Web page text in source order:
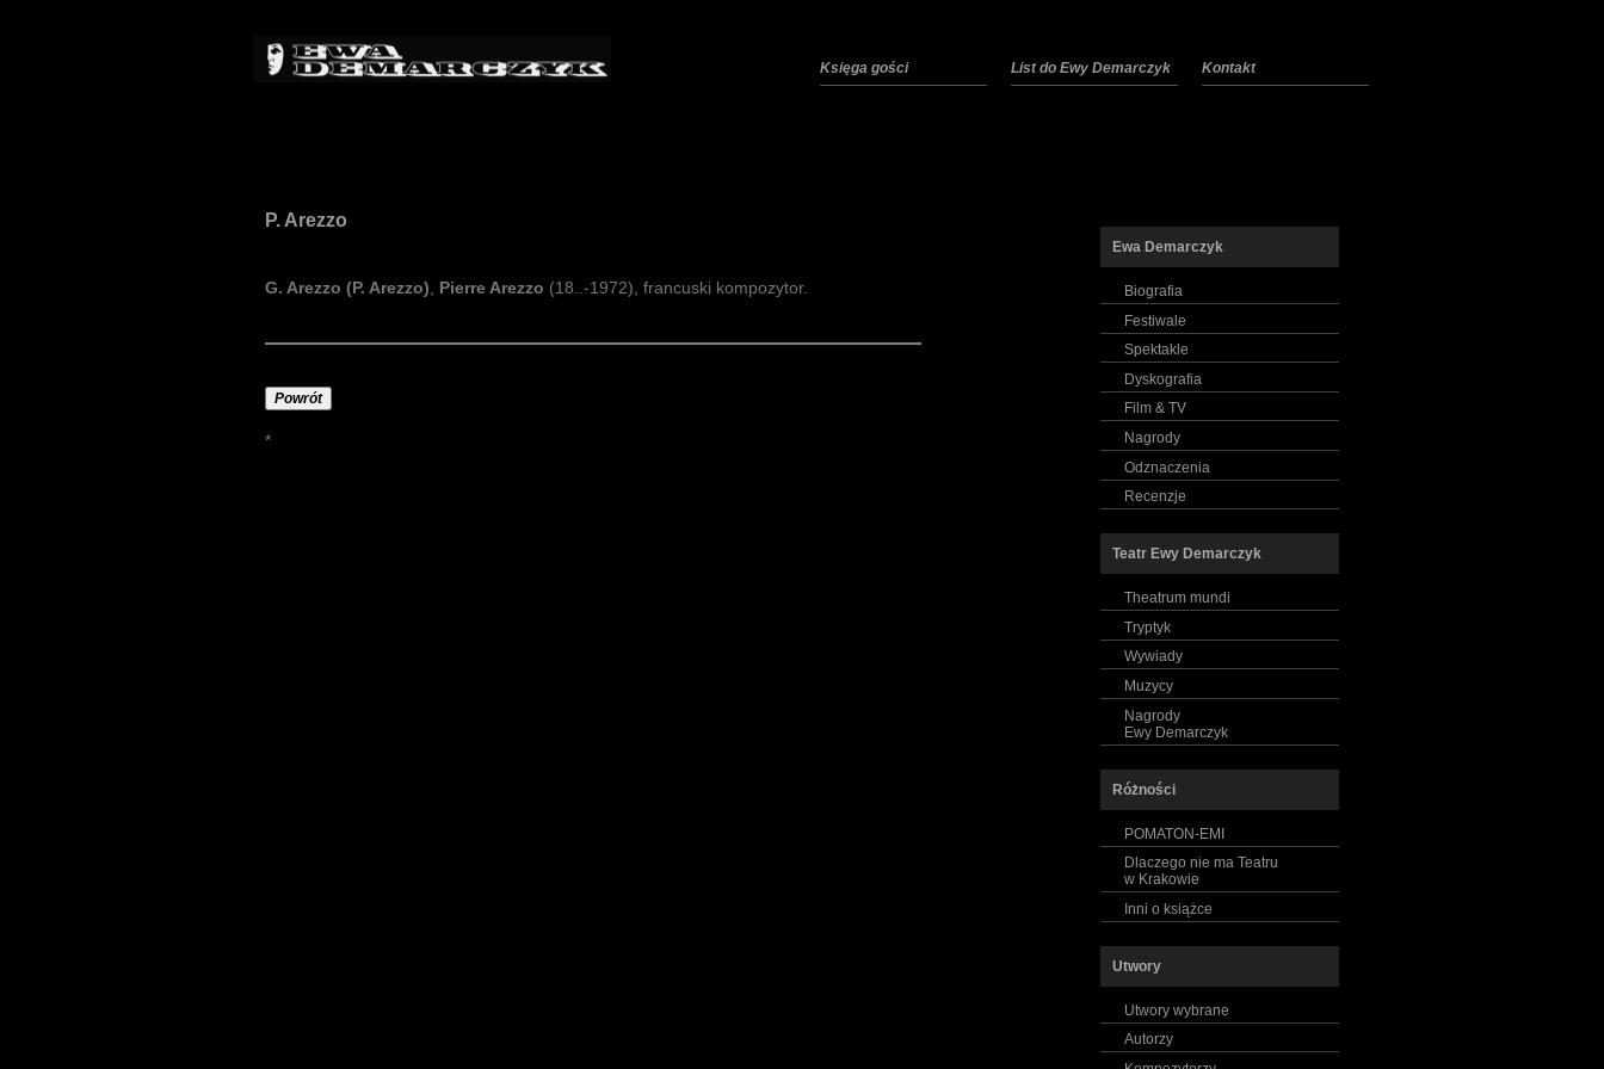
Księga gości List do Ewy Demarczyk Kontakt
P. Arezzo
G. Arezzo (P. Arezzo) Pierre Arezzo (18..-1972), francuski kompozytor.
Powrót
*
Ewa Demarczyk
Biografia
Festiwale
Spektakle
Dyskografia
Film & TV
Nagrody
Odznaczenia
Recenzje
Teatr Ewy Demarczyk
Theatrum mundi
Tryptyk
Wywiady
Muzycy
Nagrody
Ewy Demarczyk
Różności
POMATON-EMI
Dlaczego nie ma Teatru
w Krakowie
Inni o książce
Utwory
Utwory wybrane
Autorzy